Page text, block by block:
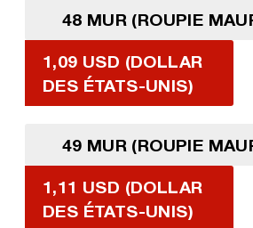
48 MUR (ROUPIE
1,09 USD (DOLLAR
DES ÉTATS-UNIS)
49 MUR (ROUPIE
1,11 USD (DOLLAR
DES ÉTATS-UNIS)